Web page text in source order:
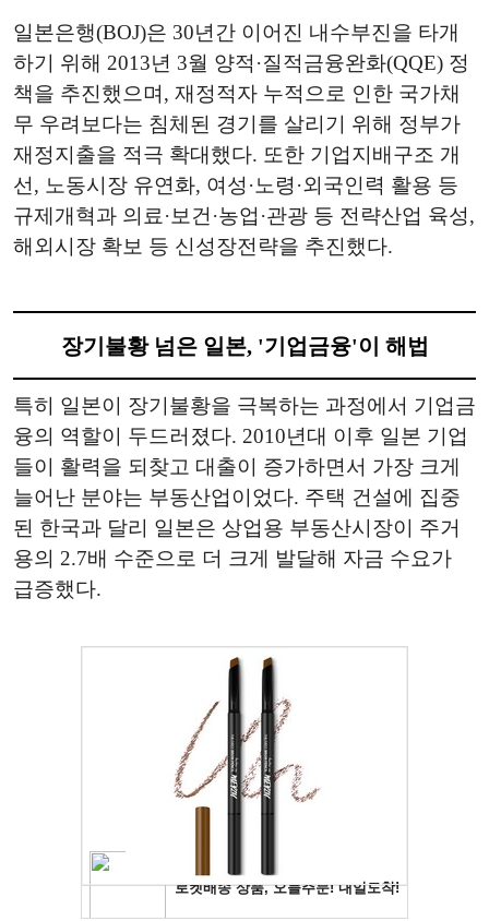
일본은행(BOJ)은 30년간 이어진 내수부진을 타개
하기 위해 2013년 3월 양적·질적금융완화(QQE) 정
책을 추진했으며, 재정적자 누적으로 인한 국가채
무 우려보다는 침체된 경기를 살리기 위해 정부가
재정지출을 적극 확대했다. 또한 기업지배구조 개
선, 노동시장 유연화, 여성·노령·외국인력 활용 등
규제개혁과 의료·보건·농업·관광 등 전략산업 육성,
해외시장 확보 등 신성장전략을 추진했다.
장기불황 넘은 일본, '기업금융'이 해법
특히 일본이 장기불황을 극복하는 과정에서 기업금
융의 역할이 두드러졌다. 2010년대 이후 일본 기업
들이 활력을 되찾고 대출이 증가하면서 가장 크게
늘어난 분야는 부동산업이었다. 주택 건설에 집중
된 한국과 달리 일본은 상업용 부동산시장이 주거
용의 2.7배 수준으로 더 크게 발달해 자금 수요가
급증했다.